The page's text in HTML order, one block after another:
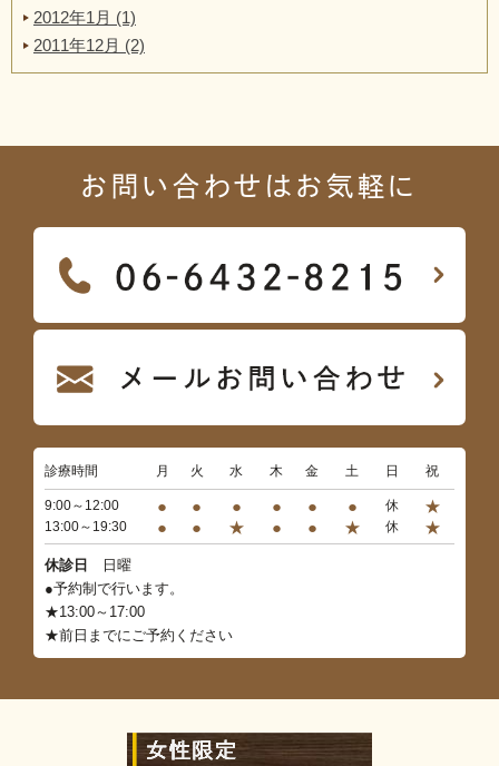
2012年1月 (1)
2011年12月 (2)
お問い合わせはお気軽に
診療時間 月 火 水 木 金 土 日 祝
9:00～12:00 ● ● ● ● ● ● 休 ★
13:00～19:30 ● ● ★ ● ● ★ 休 ★
休診日
日曜
●予約制で行います。
★13:00～17:00
★前日までにご予約ください